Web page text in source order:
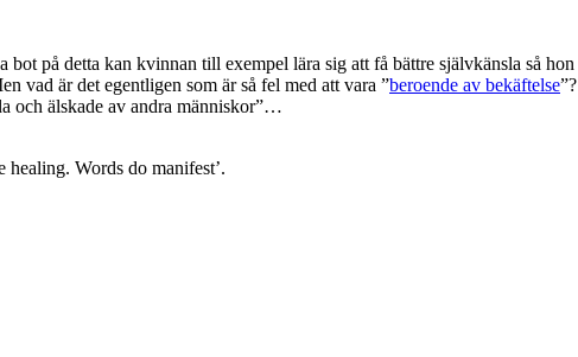
på detta kan kvinnan till exempel lära sig att få bättre självkänsla så hon
vad är det egentligen som är så fel med att vara ”beroende av bekäftelse”?
och älskade av andra människor”…
Words do manifest’.